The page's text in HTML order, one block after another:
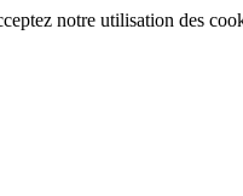
notre utilisation des